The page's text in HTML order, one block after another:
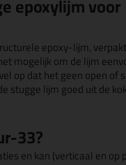
epoxylijm voor
epoxy-lijm,
mogelijk om de lijm
op dat het geen open of
stugge lijm goed uit de
33?
en kan (verticaal en op